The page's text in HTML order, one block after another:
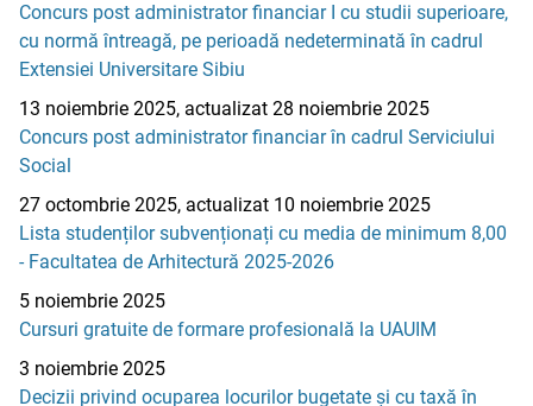
Concurs post administrator financiar I cu studii superioare,
cu normă întreagă, pe perioadă nedeterminată în cadrul
Extensiei Universitare Sibiu
13 noiembrie 2025, actualizat 28 noiembrie 2025
Concurs post administrator financiar în cadrul Serviciului
Social
27 octombrie 2025, actualizat 10 noiembrie 2025
Lista studenților subvenționați cu media de minimum 8,00
- Facultatea de Arhitectură 2025-2026
5 noiembrie 2025
Cursuri gratuite de formare profesională la UAUIM
3 noiembrie 2025
Decizii privind ocuparea locurilor bugetate și cu taxă în